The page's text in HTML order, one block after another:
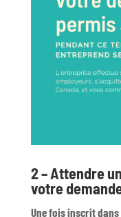
2 – Attendre
votre
Une fois inscrit